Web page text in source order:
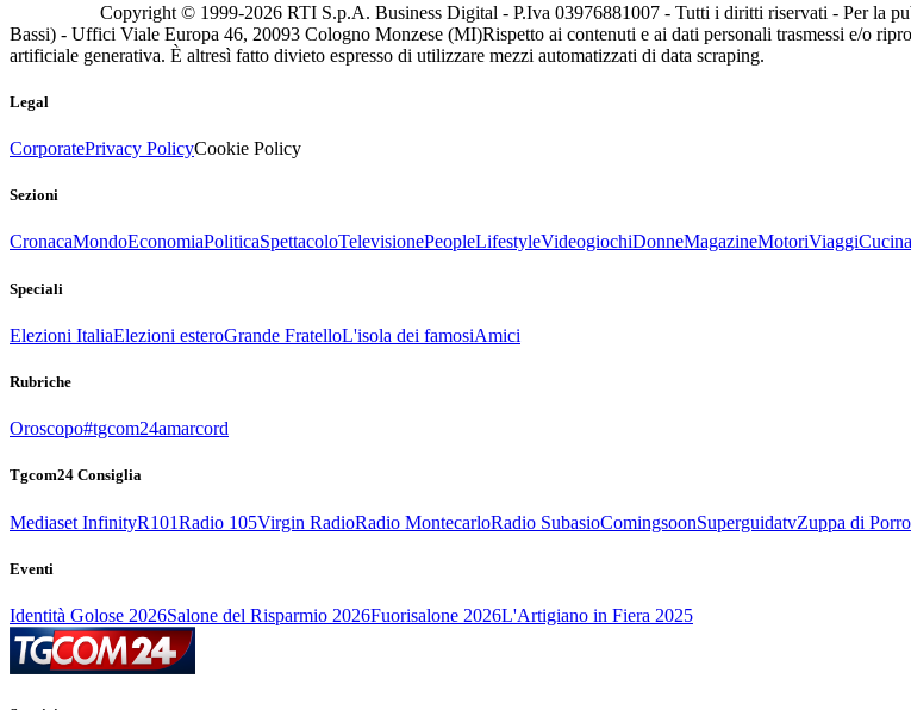
Copyright © 1999-2026 RTI S.p.A. Business Digital - P.Iva 03976881007 - Tutti i diritti riservati - Per la
Bassi) - Uffici Viale Europa 46, 20093 Cologno Monzese (MI)Rispetto ai contenuti e ai dati personali trasmessi e/o
artificiale generativa. È altresì fatto divieto espresso di utilizzare mezzi automatizzati di data scraping.
Legal
CorporatePrivacy PolicyCookie Policy
Sezioni
CronacaMondoEconomiaPoliticaSpettacoloTelevisionePeopleLifestyleVideogiochiDonneMagazineMotoriViaggiCucina
Speciali
Elezioni ItaliaElezioni esteroGrande FratelloL'isola dei famosiAmici
Rubriche
Oroscopo#tgcom24amarcord
Tgcom24 Consiglia
Mediaset InfinityR101Radio 105Virgin RadioRadio MontecarloRadio SubasioComingsoonSuperguidatvZuppa di Porro
Eventi
Identità Golose 2026Salone del Risparmio 2026Fuorisalone 2026L'Artigiano in Fiera 2025